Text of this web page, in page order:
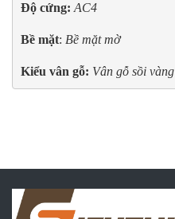
Độ cứng: AC4
Bề mặt: Bề mặt mờ
Kiểu vân gỗ: Vân gỗ sồi vàng